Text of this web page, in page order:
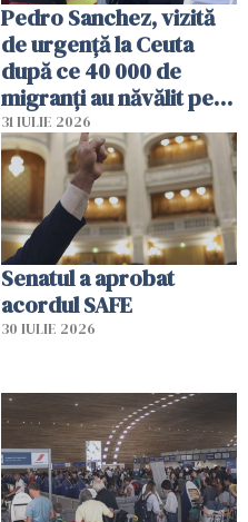
Pedro Sanchez, vizită
de urgență la Ceuta
după ce 40 000 de
migranți au năvălit pe
teritoriul spaniol: „Vom
mobiliza toate
resursele"
31 IULIE 2026
Senatul a aprobat
acordul SAFE
30 IULIE 2026